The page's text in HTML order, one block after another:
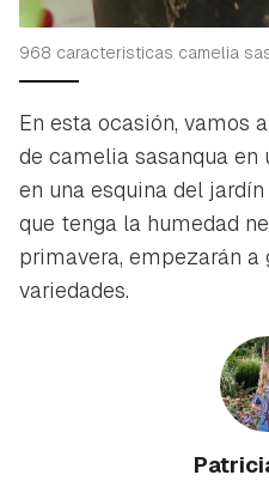
968 caracteristicas camelia
En esta ocasión, vamos
de camelia sasanqua
en una esquina del
que tenga la humedad
primavera, empezarán a
variedades.